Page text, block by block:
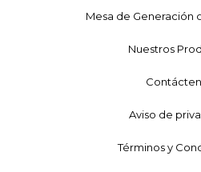
Mesa de Generación
Nuestros
Aviso de
Términos y